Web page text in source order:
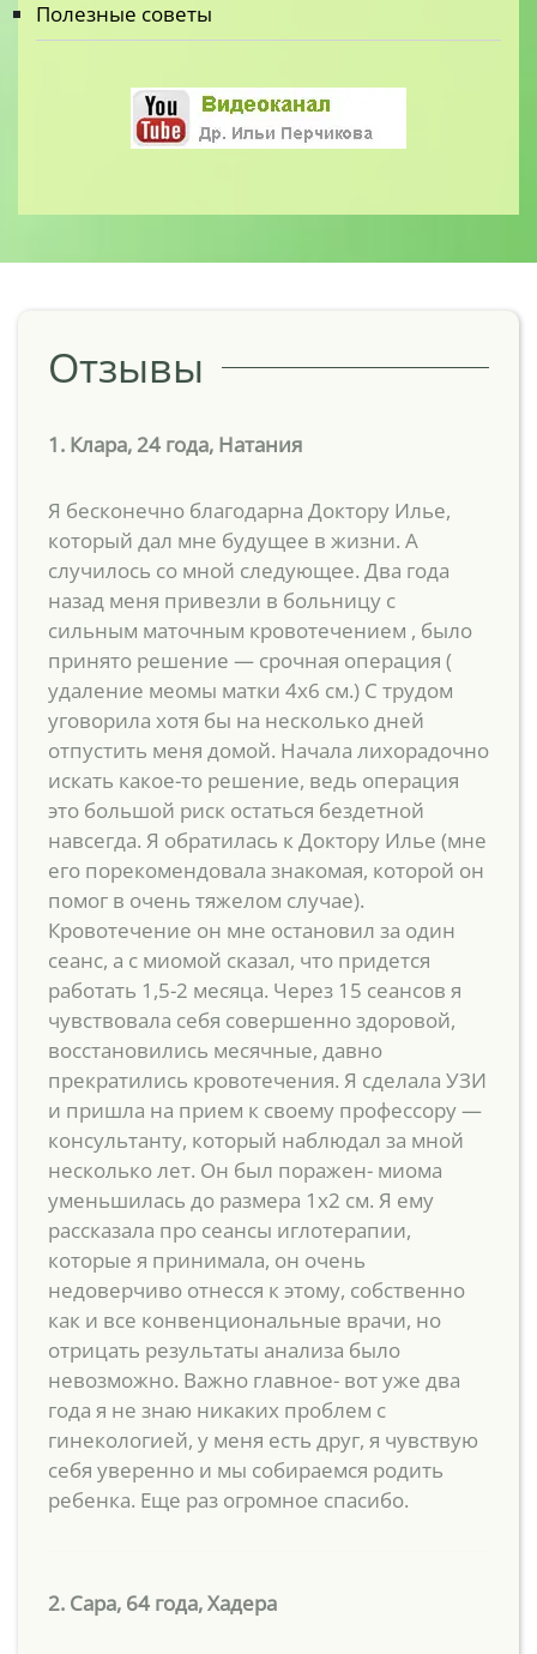
Полезные советы
Отзывы
1. Клара, 24 года, Натания
Я бесконечно благодарна Доктору Илье,
который дал мне будущее в жизни. А
случилось со мной следующее. Два года
назад меня привезли в больницу с
сильным маточным кровотечением , было
принято решение — срочная операция (
удаление меомы матки 4х6 см.) С трудом
уговорила хотя бы на несколько дней
отпустить меня домой. Начала лихорадочно
искать какое-то решение, ведь операция
это большой риск остаться бездетной
навсегда. Я обратилась к Доктору Илье (мне
его порекомендовала знакомая, которой он
помог в очень тяжелом случае).
Кровотечение он мне остановил за один
сеанс, а с миомой сказал, что придется
работать 1,5-2 месяца. Через 15 сеансов я
чувствовала себя совершенно здоровой,
восстановились месячные, давно
прекратились кровотечения. Я сделала УЗИ
и пришла на прием к своему профессору —
консультанту, который наблюдал за мной
несколько лет. Он был поражен- миома
уменьшилась до размера 1х2 см. Я ему
рассказала про сеансы иглотерапии,
которые я принимала, он очень
недоверчиво отнесся к этому, собственно
как и все конвенциональные врачи, но
отрицать результаты анализа было
невозможно. Важно главное- вот уже два
года я не знаю никаких проблем с
гинекологией, у меня есть друг, я чувствую
себя уверенно и мы собираемся родить
ребенка. Еще раз огромное спасибо.
2. Сара, 64 года, Хадера